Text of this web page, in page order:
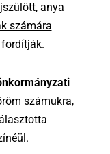
anya
számára
számukra,